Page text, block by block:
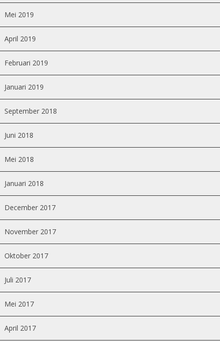
Mei 2019
April 2019
Februari 2019
Januari 2019
September 2018
Juni 2018
Mei 2018
Januari 2018
December 2017
November 2017
Oktober 2017
Juli 2017
Mei 2017
April 2017